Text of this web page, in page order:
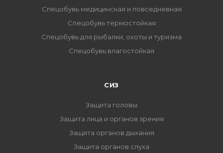
Спецобувь медицинская и повседневная
Спецобувь термостойкая
Спецобувь для рыбалки, охоты и туризма
Спецобувь влагостойкая
СИЗ
Защита головы
Защита лица и органов зрения
Защита органов дыхания
Защита органов слуха